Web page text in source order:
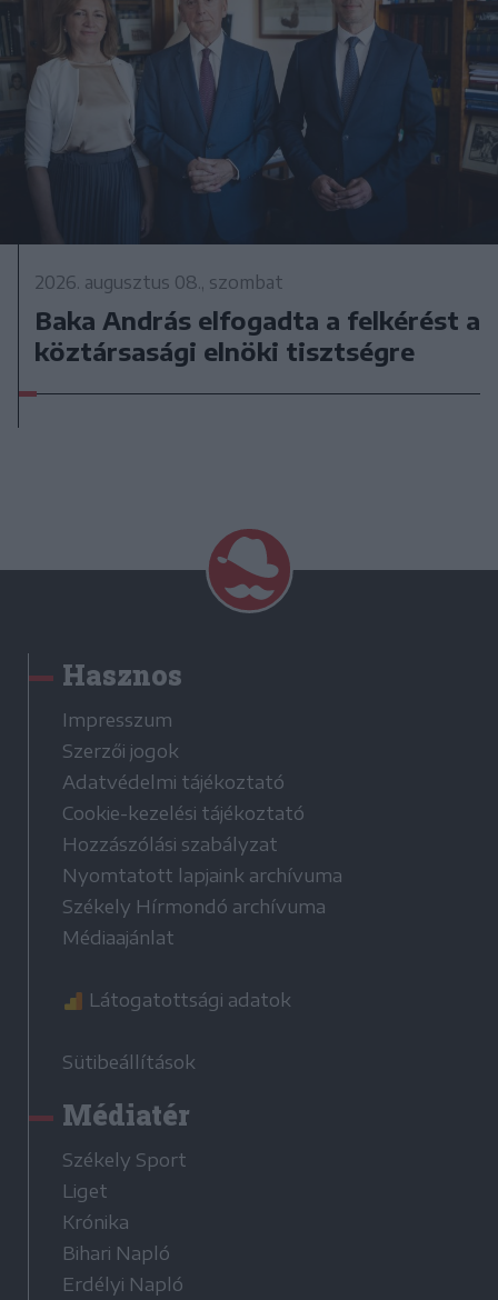
2026. augusztus 08., szombat
Baka András elfogadta a felkérést a
köztársasági elnöki tisztségre
Hasznos
Impresszum
Szerzői jogok
Adatvédelmi tájékoztató
Cookie-kezelési tájékoztató
Hozzászólási szabályzat
Nyomtatott lapjaink archívuma
Székely Hírmondó archívuma
Médiaajánlat
Látogatottsági adatok
Sütibeállítások
Médiatér
Székely Sport
Liget
Krónika
Bihari Napló
Erdélyi Napló